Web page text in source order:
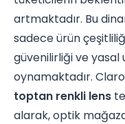
artmaktadır. Bu
sadece ürün
güvenilirliği ve
oynamaktadır.
toptan renkli lens
alarak, optik